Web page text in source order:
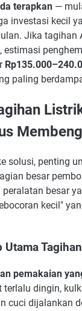
terapkan —
investasi kecil
Jika tagihan
estimasi
paling
solusi, penting
besar
besar
kecil"
Utama
pemakaian
terlalu dingin,
cuci dijalankan